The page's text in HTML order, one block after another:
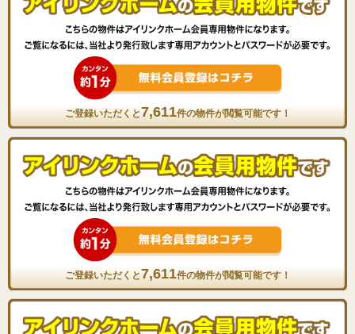
ご登録いただくと7,611件の物件が閲覧可能です！
ご登録いただくと7,611件の物件が閲覧可能です！